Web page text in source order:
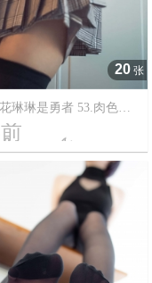
20 张
琳琳是勇者 53.肉色丝
16 16101